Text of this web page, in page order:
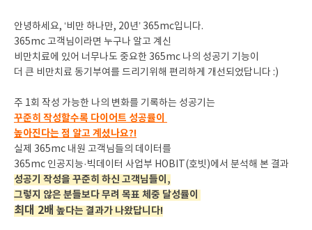
안녕하세요, ‘비만 하나만, 20년’ 365mc입니다.
365mc 고객님이라면 누구나 알고 계신
비만치료에 있어 너무나도 중요한 365mc 나의 성공기 기능이
더 큰 비만치료 동기부여를 드리기위해 편리하게 개선되었답니다 :)
주 1회 작성 가능한 나의 변화를 기록하는 성공기는
꾸준히 작성할수록 다이어트 성공률이
높아진다는 점 알고 계셨나요?!
실제 365mc 내원 고객님들의 데이터를
365mc 인공지능·빅데이터 사업부 HOBIT(호빗)에서 분석해 본 결과
성공기 작성을 꾸준히 하신 고객님들이,
그렇지 않은 분들보다 무려 목표 체중 달성률이
최대 2배 높다는 결과가 나왔답니다!